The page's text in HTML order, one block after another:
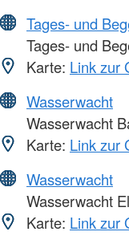
Tages- und
Tages- und
Karte: Link zur
Wasserwacht
Wasserwacht
Karte: Link zur
Wasserwacht
Wasserwacht
Karte: Link zur